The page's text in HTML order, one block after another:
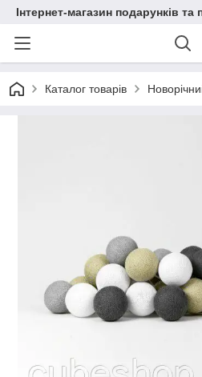
Інтернет-магазин подарунків
Каталог товарів